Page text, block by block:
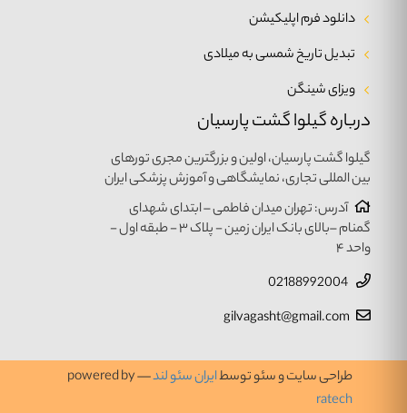
درباره گیلوا گشت پارسیان
گیلوا گشت پارسیان، اولین و بزرگترین مجری تورهای
بین المللی تجاری، نمایشگاهی و آموزش پزشکی ایران
آدرس: تهران میدان فاطمی – ابتدای شهدای
گمنام –بالای بانک ایران زمین - پلاک ۳ - طبقه اول -
واحد ۴
gilvagasht@gmail.com
دانلود فرم اپلیکیشن
تبدیل تاریخ شمسی به میلادی
ویزای شینگن
طراحی سایت و سئو توسطایران سئو لند— powered by
ratech